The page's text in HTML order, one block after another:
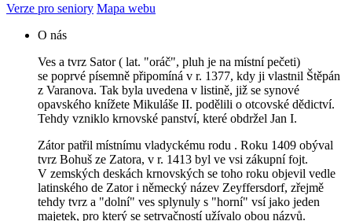
Verze pro seniory Mapa webu
O nás
Ves a tvrz Sator ( lat. "oráč", pluh je na místní pečeti)
se poprvé písemně připomíná v r. 1377, kdy ji vlastnil Štěpán
z Varanova. Tak byla uvedena v listině, již se synové
opavského knížete Mikuláše II. podělili o otcovské dědictví.
Tehdy vzniklo krnovské panství, které obdržel Jan I.
Zátor patřil místnímu vladyckému rodu . Roku 1409 obýval
tvrz Bohuš ze Zatora, v r. 1413 byl ve vsi zákupní fojt.
V zemských deskách krnovských se toho roku objevil vedle
latinského de Zator i německý název Zeyffersdorf, zřejmě
tehdy tvrz a "dolní" ves splynuly s "horní" vsí jako jeden
majetek, pro který se setrvačností užívalo obou názvů.